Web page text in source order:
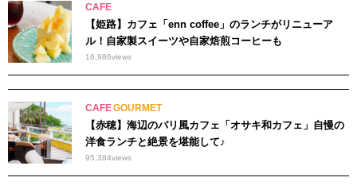
CAFE
【姫路】カフェ「enn coffee」のランチがリニューア
ル！自家製スイーツや自家焙煎コーヒーも
16,986views
CAFEGOURMET
【赤穂】海辺のバリ風カフェ「オサキ和カフェ」自慢の
洋食ランチと絶景を堪能して♪
95,384views